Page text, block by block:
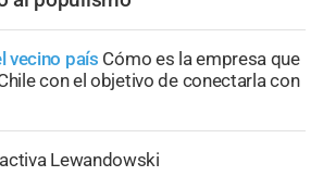
vecino país Cómo es la empresa que
con el objetivo de conectarla con
Lewandowski